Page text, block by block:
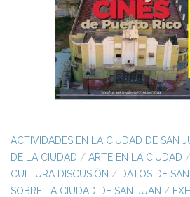
ACTIVIDADES EN LA CIUDAD DE SAN
DE LA CIUDAD / ARTE EN LA CIUDAD /
CULTURA DISCUSIÓN / DATOS DE
SOBRE LA CIUDAD DE SAN JUAN /